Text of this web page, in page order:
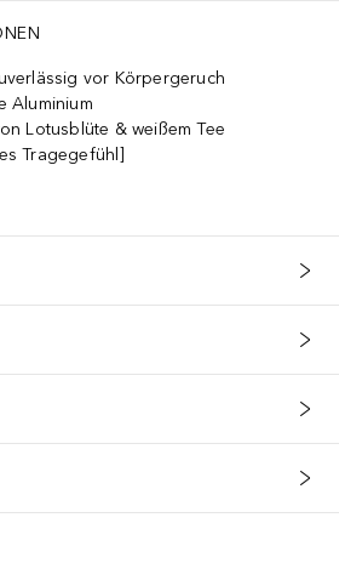
vor Körpergeruch
Aluminium
Lotusblüte & weißem Tee
Tragegefühl]